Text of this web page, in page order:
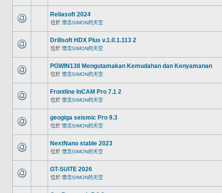
Reliasoft 2024
位於 懷念SIMON的天空
Drillsoft HDX Plus v.1.0.1.113 2
位於 懷念SIMON的天空
PGWIN138 Mengutamakan Kemudahan dan Kenyamanan
位於 懷念SIMON的天空
Frontline InCAM Pro 7.1 2
位於 懷念SIMON的天空
geogiga seismic Pro 9.3
位於 懷念SIMON的天空
NextNano stable 2023
位於 懷念SIMON的天空
GT-SUITE 2026
位於 懷念SIMON的天空